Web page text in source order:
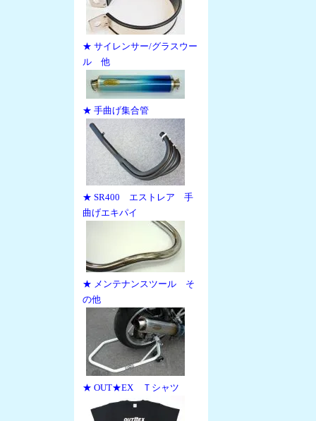
★ サイレンサー/グラスウー
ル 他
★ 手曲げ集合管
★ SR400 エストレア 手
曲げエキパイ
★ メンテナンスツール そ
の他
★ OUT★EX Ｔシャツ